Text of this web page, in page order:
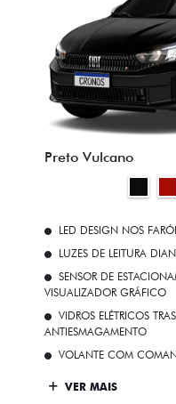
Preto Vulcano
LED DESIGN NOS
LUZES DE LEITURA
SENSOR DE
VISUALIZADOR GRÁFICO
VIDROS ELÉTRICOS
ANTIESMAGAMENTO
VOLANTE COM
VER MAIS